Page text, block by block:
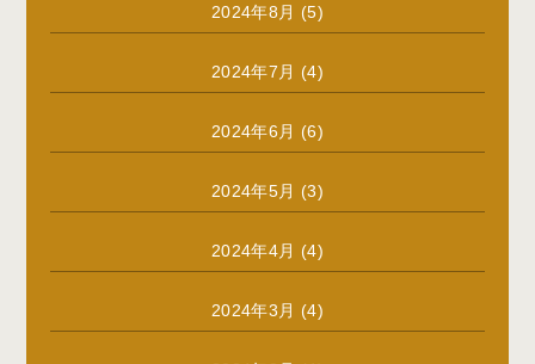
2024年8月 (5)
2024年7月 (4)
2024年6月 (6)
2024年5月 (3)
2024年4月 (4)
2024年3月 (4)